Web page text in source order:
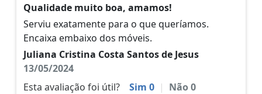
Qualidade muito boa, amamos!
Serviu exatamente para o que queríamos.
Encaixa embaixo dos móveis.
Juliana Cristina Costa Santos de Jesus
13/05/2024
Esta avaliação foi útil?
Sim 0 | Não0